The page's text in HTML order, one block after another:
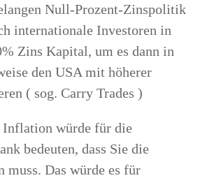
Null-Prozent-Zinspolitik
internationale Investoren in
Zins Kapital, um es dann in
den USA mit höherer
( sog. Carry Trades )
Inflation würde für die
bedeuten, dass Sie die
muss. Das würde es für